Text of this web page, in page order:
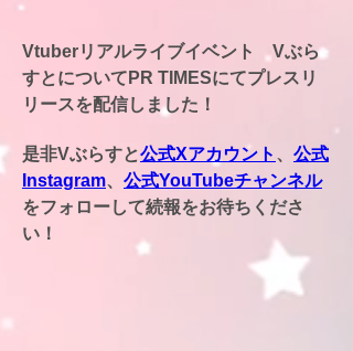
Vtuberリアルライブイベント　Vぶら
すとについてPR TIMESにてプレスリ
リースを配信しました！
是非Vぶらすと公式Xアカウント 、 公式
Instagram、 公式YouTubeチャンネル
をフォローして続報をお待ちくださ
い！